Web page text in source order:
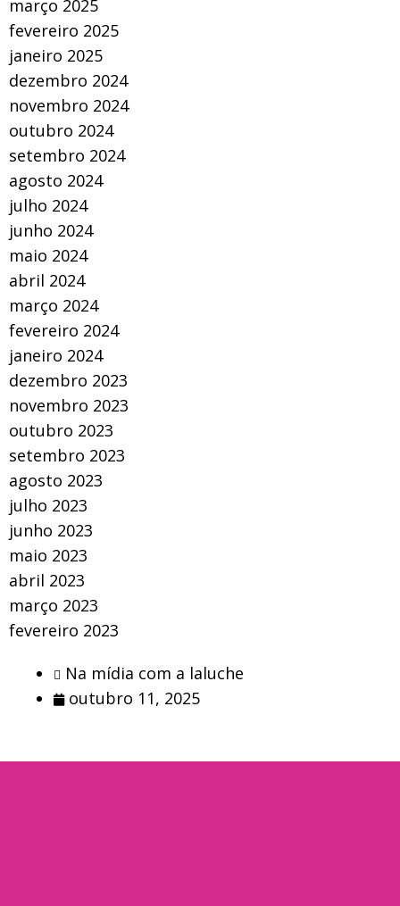
março 2025
fevereiro 2025
janeiro 2025
dezembro 2024
novembro 2024
outubro 2024
setembro 2024
agosto 2024
julho 2024
junho 2024
maio 2024
abril 2024
março 2024
fevereiro 2024
janeiro 2024
dezembro 2023
novembro 2023
outubro 2023
setembro 2023
agosto 2023
julho 2023
junho 2023
maio 2023
abril 2023
março 2023
fevereiro 2023
Na mídia com a laluche
outubro 11, 2025